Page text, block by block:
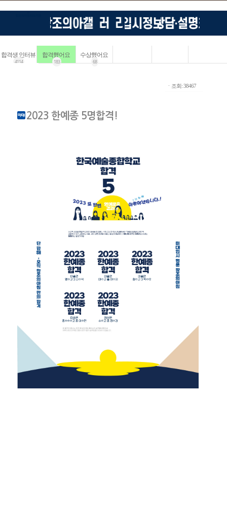
합격생 인터뷰
4114
합격했어요
183
수상했어요
68
ㆍ조회: 38467
2023 한예종 5명합격!